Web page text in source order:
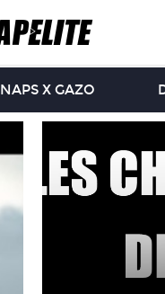
NAPS X GAZO